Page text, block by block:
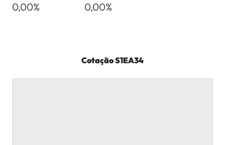
0,00% 0,00%
CotaçãoS1EA34